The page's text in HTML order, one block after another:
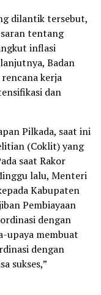
dilantik tersebut,
tentang
inflasi
Badan
kerja
dan
Pilkada, saat ini
(Coklit) yang
saat Rakor
lalu, Menteri
Kabupaten
Pembiayaan
dengan
upaya membuat
dengan
sukses,”